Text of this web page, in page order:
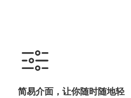
简易介面，让你随时随地轻